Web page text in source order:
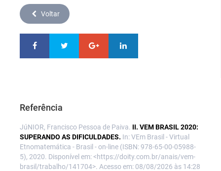
Voltar
Referência
JúNIOR, Francisco Pessoa de Paiva. II. VEM BRASIL 2020:
SUPERANDO AS DIFICULDADES. In: VEm Brasil - Virtual
Etnomatemática - Brasil - on-line (ISBN: 978-65-00-05988-
5), 2020. Disponível em: <https://doity.com.br/anais/vem-
brasil/trabalho/141704>. Acesso em: 08/08/2026 às 14:28